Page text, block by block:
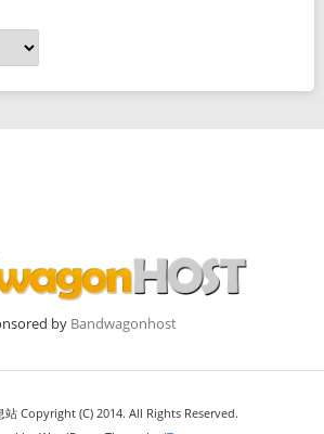
by Bandwagonhost
站 Copyright (C) 2014. All Rights Reserved.